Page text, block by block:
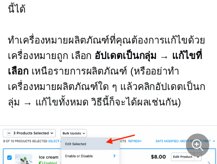
นี้ได้
ทำเครื่องหมายผลิตภัณฑ์ที่คุณต้องการแก้ไขด้วย
เครื่องหมายถูก เลือก อัปเดตเป็นกลุ่ม → แก้ไขที่
เลือกเหนือรายการผลิตภัณฑ์ (หรืออย่าทำ
เครื่องหมายผลิตภัณฑ์ใด ๆ แล้วคลิกอัปเดตเป็นก
ลุ่ม → แก้ไขทั้งหมด วิธีนี้ก็จะได้ผลเช่นกัน)